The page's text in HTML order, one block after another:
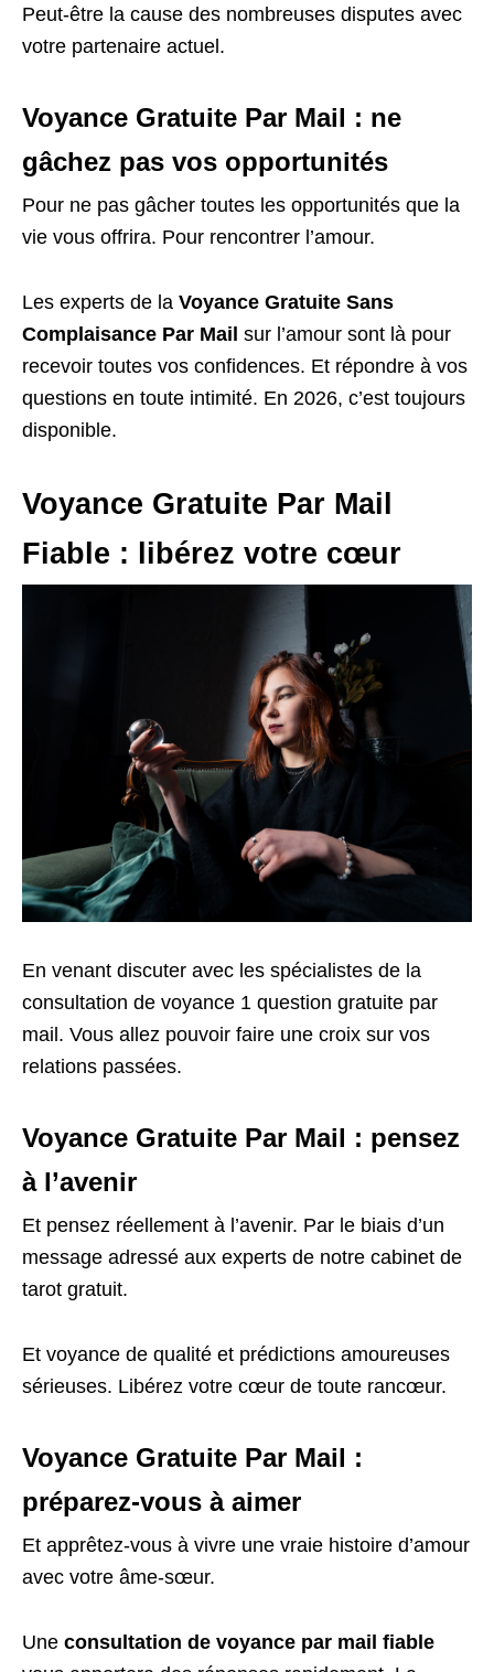
Peut-être la cause des nombreuses disputes avec
votre partenaire actuel.
Voyance Gratuite Par Mail : ne
gâchez pas vos opportunités
Pour ne pas gâcher toutes les opportunités que la
vie vous offrira. Pour rencontrer l’amour.
Les experts de la Voyance Gratuite Sans
Complaisance Par Mail sur l’amour sont là pour
recevoir toutes vos confidences. Et répondre à vos
questions en toute intimité. En 2026, c’est toujours
disponible.
Voyance Gratuite Par Mail
Fiable : libérez votre cœur
En venant discuter avec les spécialistes de la
consultation de voyance 1 question gratuite par
mail. Vous allez pouvoir faire une croix sur vos
relations passées.
Voyance Gratuite Par Mail : pensez
à l’avenir
Et pensez réellement à l’avenir. Par le biais d’un
message adressé aux experts de notre cabinet de
tarot gratuit.
Et voyance de qualité et prédictions amoureuses
sérieuses. Libérez votre cœur de toute rancœur.
Voyance Gratuite Par Mail :
préparez-vous à aimer
Et apprêtez-vous à vivre une vraie histoire d’amour
avec votre âme-sœur.
Une consultation de voyance par mail fiable